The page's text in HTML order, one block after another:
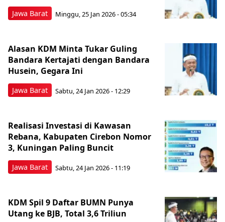
Jawa Barat Minggu, 25 Jan 2026 - 05:34
Jawa Barat
Alasan KDM Minta Tukar Guling
Bandara Kertajati dengan Bandara
Husein, Gegara Ini
Sabtu, 24 Jan 2026 - 12:29
Jawa Barat
Realisasi Investasi di Kawasan
Rebana, Kabupaten Cirebon Nomor
3, Kuningan Paling Buncit
Sabtu, 24 Jan 2026 - 11:19
KDM Spil 9 Daftar BUMN Punya
Utang ke BJB, Total 3,6 Triliun